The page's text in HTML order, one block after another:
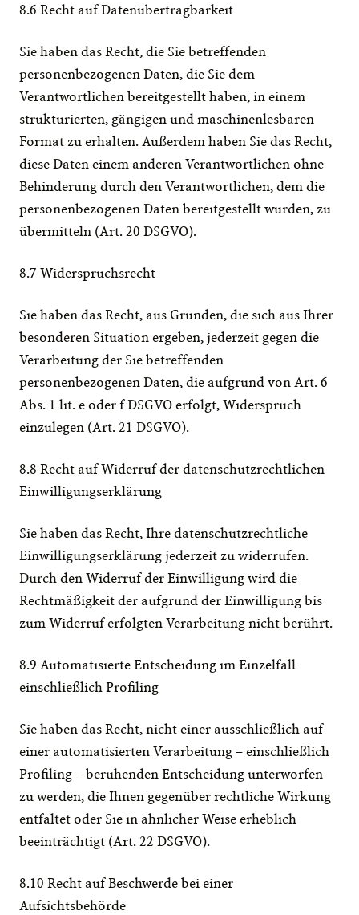
8.6 Recht auf Datenübertragbarkeit
Sie haben das Recht, die Sie betreffenden
personenbezogenen Daten, die Sie dem
Verantwortlichen bereitgestellt haben, in einem
strukturierten, gängigen und maschinenlesbaren
Format zu erhalten. Außerdem haben Sie das Recht,
diese Daten einem anderen Verantwortlichen ohne
Behinderung durch den Verantwortlichen, dem die
personenbezogenen Daten bereitgestellt wurden, zu
übermitteln (Art. 20 DSGVO).
8.7 Widerspruchsrecht
Sie haben das Recht, aus Gründen, die sich aus Ihrer
besonderen Situation ergeben, jederzeit gegen die
Verarbeitung der Sie betreffenden
personenbezogenen Daten, die aufgrund von Art. 6
Abs. 1 lit. e oder f DSGVO erfolgt, Widerspruch
einzulegen (Art. 21 DSGVO).
8.8 Recht auf Widerruf der datenschutzrechtlichen
Einwilligungserklärung
Sie haben das Recht, Ihre datenschutzrechtliche
Einwilligungserklärung jederzeit zu widerrufen.
Durch den Widerruf der Einwilligung wird die
Rechtmäßigkeit der aufgrund der Einwilligung bis
zum Widerruf erfolgten Verarbeitung nicht berührt.
8.9 Automatisierte Entscheidung im Einzelfall
einschließlich Profiling
Sie haben das Recht, nicht einer ausschließlich auf
einer automatisierten Verarbeitung – einschließlich
Profiling – beruhenden Entscheidung unterworfen
zu werden, die Ihnen gegenüber rechtliche Wirkung
entfaltet oder Sie in ähnlicher Weise erheblich
beeinträchtigt (Art. 22 DSGVO).
8.10 Recht auf Beschwerde bei einer
Aufsichtsbehörde